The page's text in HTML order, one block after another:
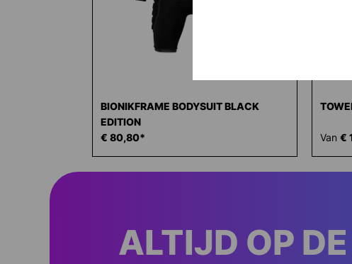
BIONIKFRAME BODYSUIT BLACK
EDITION
€ 80,80*
Van €
ALTIJD OP